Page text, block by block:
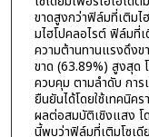
ขาดสูงกว่าฟิล์มที่เติมไ
มไฮโปคลอไรต์ ฟิล์มที่เ
ความต้านทานแรงดึงข
ขาด (63.89%) สูงสุด
ควบคุม ตามลำดับ การ
ยืนยันได้โดยใช้เทคนิค
ผลต่อสมบัติเชิงแสง โ
นี้พบว่าฟิล์มที่เติมโซเดี